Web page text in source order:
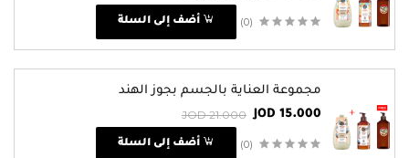
(0)
مجموعة العناية بالجسم بجوز الهند
JOD 15.000
JOD 21.000
(0)